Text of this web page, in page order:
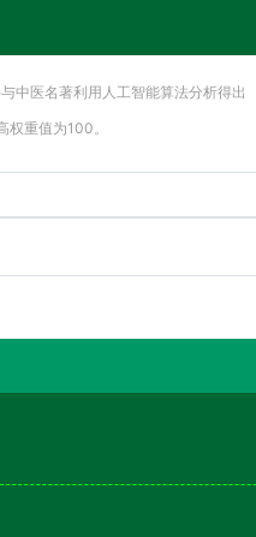
中医名著利用人工智能算法分析得出
重值为100。